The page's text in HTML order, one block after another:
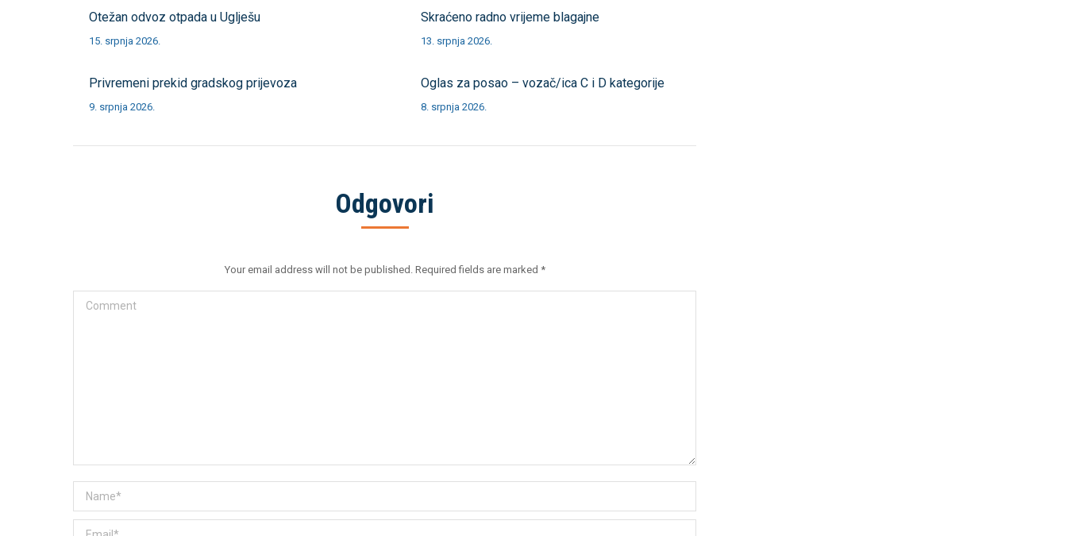
Otežan odvoz otpada u Uglješu
15. srpnja 2026.
Skraćeno radno vrijeme blagajne
13. srpnja 2026.
Privremeni prekid gradskog prijevoza
9. srpnja 2026.
Oglas za posao – vozač/ica C i D kategorije
8. srpnja 2026.
Odgovori
Your email address will not be published. Required fields are marked *
Comment
Name *
Email *